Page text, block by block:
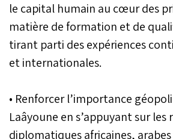
le capital humain au cœur des
matière de formation et de
tirant parti des expériences
et internationales.
• Renforcer l’importance
Laâyoune en s’appuyant sur
diplomatiques africaines,